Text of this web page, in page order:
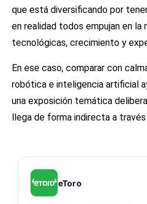
que está diversificando por
en realidad todos empujan en la
tecnológicas, crecimiento y
En ese caso, comparar con
robótica e inteligencia artificial
una exposición temática
llega de forma indirecta a
eToro